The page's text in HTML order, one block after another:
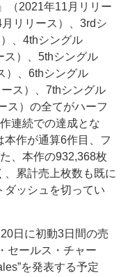
（2021年11月リリー
リリース）、3rdシ
、4thシングル
ス）、5thシングル
）、6thシングル
ス）、7thシングル
ス）の全てがハーフ
連続での達成とな
本作が通算6作目、フ
、本作の932,368枚
累計売上枚数も既に
ダッシュを切ってい
日に初動3日間の売
セールス・チャー
を発表する予定